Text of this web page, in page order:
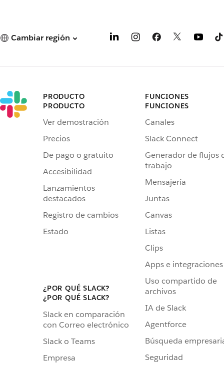
Cambiar región
PRODUCTO
PRODUCTO
Ver demostración
Precios
De pago o gratuito
Accesibilidad
Lanzamientos
destacados
Registro de cambios
Estado
¿POR QUÉ SLACK?
¿POR QUÉ SLACK?
Slack en comparación
con Correo electrónico
Slack o Teams
Empresa
FUNCIONES
FUNCIONES
Canales
Slack Connect
Generador de flujos
trabajo
Mensajería
Juntas
Canvas
Listas
Clips
Apps e integraciones
Uso compartido de
archivos
IA de Slack
Agentforce
Búsqueda
Seguridad